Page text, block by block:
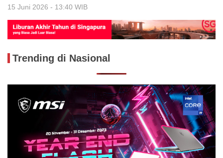
15 Juni 2026 - 13:40 WIB
Trending di Nasional